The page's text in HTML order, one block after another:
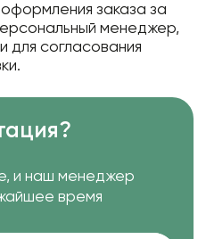
заказа за
менеджер,
для согласования
и наш менеджер
время